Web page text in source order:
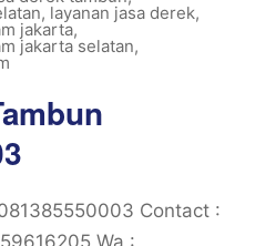
, layanan jasa derek,
jakarta,
jakarta selatan,
Contact :
Wa :